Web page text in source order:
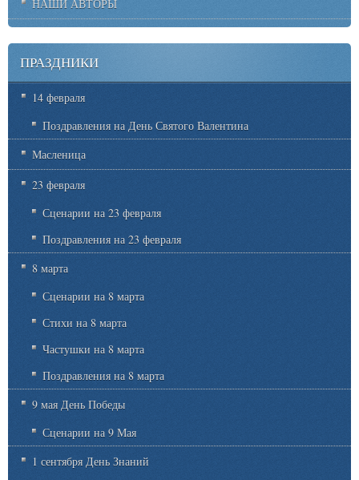
НАШИ АВТОРЫ
ПРАЗДНИКИ
14 февраля
Поздравления на День Святого Валентина
Масленица
23 февраля
Сценарии на 23 февраля
Поздравления на 23 февраля
8 марта
Сценарии на 8 марта
Стихи на 8 марта
Частушки на 8 марта
Поздравления на 8 марта
9 мая День Победы
Сценарии на 9 Мая
1 сентября День Знаний